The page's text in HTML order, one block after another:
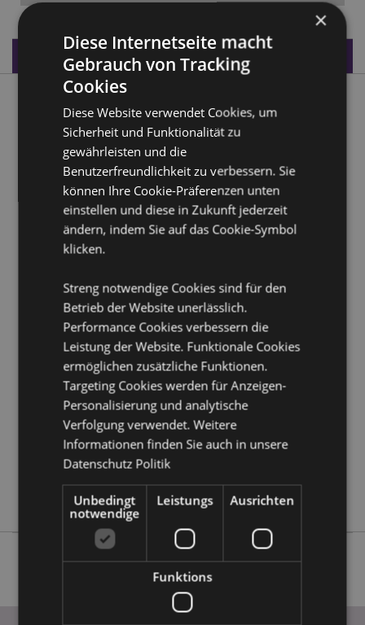
Produktdaten
Produktbeschreibung
Elements Schlüpfender Feuerdrache
Material:Harz
Produkttressourcen:
Möchten Sie mehr über den Einkauf bei Puckator
erfahren?
Produktattribute
Information
Höhe 11cm Breite 6.5cm Tiefe 6cm
5055071512841
48
0.220000
Keine
Keine
Keine
Elements Drachen
×
Diese Internetseite macht
Gebrauch von Tracking
Cookies
Diese Website verwendet Cookies, um
Sicherheit und Funktionalität zu
gewährleisten und die
Benutzerfreundlichkeit zu verbessern. Sie
können Ihre Cookie-Präferenzen unten
einstellen und diese in Zukunft jederzeit
ändern, indem Sie auf das Cookie-Symbol
klicken.
Streng notwendige Cookies sind für den
Betrieb der Website unerlässlich.
Performance Cookies verbessern die
Leistung der Website. Funktionale Cookies
ermöglichen zusätzliche Funktionen.
Targeting Cookies werden für Anzeigen-
Personalisierung und analytische
Verfolgung verwendet. Weitere
Informationen finden Sie auch in unsere
Datenschutz Politik
Unbedingt
notwendige
Leistungs Ausrichten
Funktions